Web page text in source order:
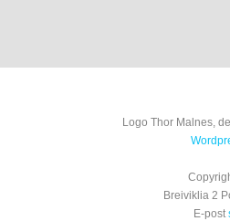
Logo Thor Malnes,
Breiviklia 2
E-post